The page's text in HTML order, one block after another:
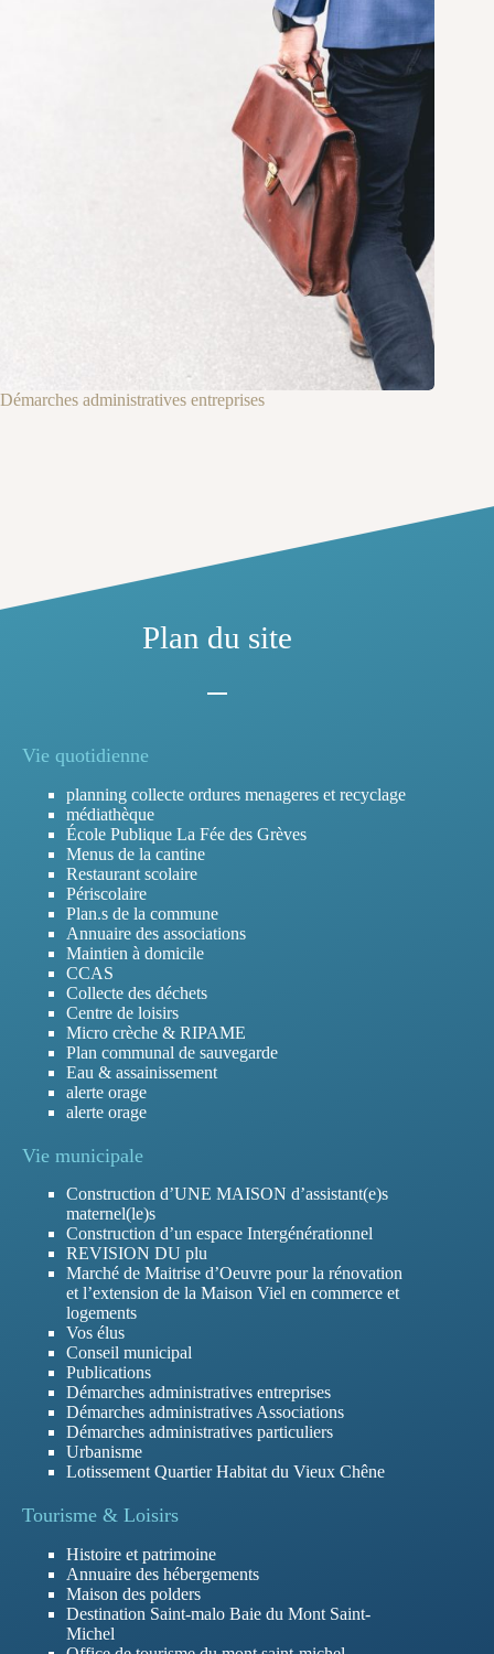
Démarches administratives entreprises
Plan du site
Vie quotidienne
planning collecte ordures menageres et recyclage
médiathèque
École Publique La Fée des Grèves
Menus de la cantine
Restaurant scolaire
Périscolaire
Plan.s de la commune
Annuaire des associations
Maintien à domicile
CCAS
Collecte des déchets
Centre de loisirs
Micro crèche & RIPAME
Plan communal de sauvegarde
Eau & assainissement
alerte orage
alerte orage
Vie municipale
Construction d’UNE MAISON d’assistant(e)s
maternel(le)s
Construction d’un espace Intergénérationnel
REVISION DU plu
Marché de Maitrise d’Oeuvre pour la rénovation
et l’extension de la Maison Viel en commerce et
logements
Vos élus
Conseil municipal
Publications
Démarches administratives entreprises
Démarches administratives Associations
Démarches administratives particuliers
Urbanisme
Lotissement Quartier Habitat du Vieux Chêne
Tourisme & Loisirs
Histoire et patrimoine
Annuaire des hébergements
Maison des polders
Destination Saint-malo Baie du Mont Saint-
Michel